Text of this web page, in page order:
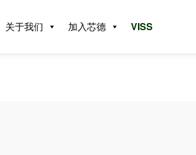
关于我们 加入芯德 VISS